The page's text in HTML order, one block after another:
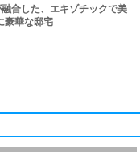
合した、エキゾチックで美
豪華な邸宅